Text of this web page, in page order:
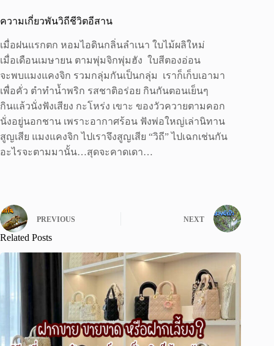
ความเกี่ยวพันวิถีชีวิตอีสาน
เมื่อฝนแรกตก หอมไอดินกลิ่นลำเนา ใบไม้ผลิใหม่
เมื่อเดือนเมษายน ตามพุ่มจิกพุ่มฮัง ใบสีตองอ่อน
จะพบแมงแคงจิก รวมกลุ่มกันเป็นกลุ่ม เราก็เก็บเอามา
เพื่อคั่ว ตำทำน้ำพริก รสชาติอร่อย กินกันตอนเย็นๆ
กินแล้วนั่งฟังเสียง กะโหร่ง เขาะ ของวัวควายตามคอก
นั่งอยู่นอกชาน เพราะอากาศร้อน ฟังพ่อใหญ่เล่านิทาน
สูญเสีย แมงแคงจิก ไปเราจึงสูญเสีย “วิถี” ไปเฉกเช่นกัน
อะไรจะตามมานั้น…สุดจะคาดเดา…
PREVIOUS NEXT
Related Posts